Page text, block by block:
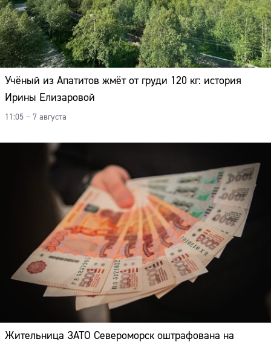
Учёный из Апатитов жмёт от груди 120 кг: история
Ирины Елизаровой
11:05 – 7 августа
Жительница ЗАТО Североморск оштрафована на